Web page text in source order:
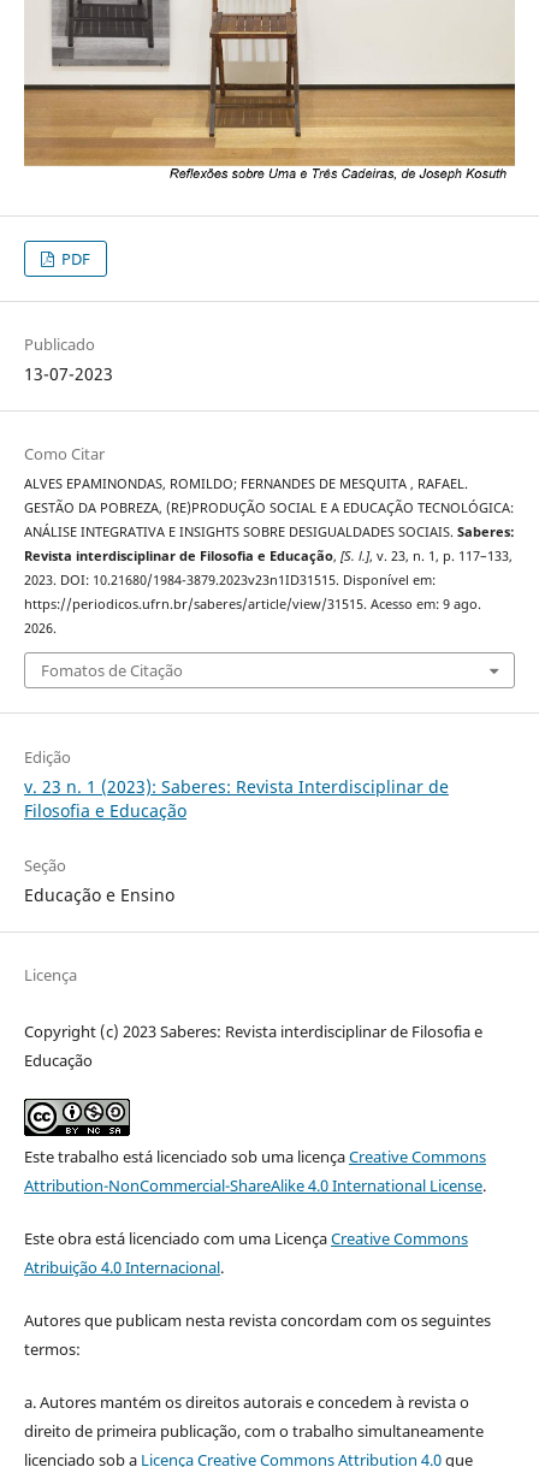
PDF
Publicado
13-07-2023
Como Citar
ALVES EPAMINONDAS, ROMILDO; FERNANDES DE MESQUITA , RAFAEL.
GESTÃO DA POBREZA, (RE)PRODUÇÃO SOCIAL E A EDUCAÇÃO TECNOLÓGICA:
ANÁLISE INTEGRATIVA E INSIGHTS SOBRE DESIGUALDADES SOCIAIS. Saberes:
Revista interdisciplinar de Filosofia e Educação, [S. l.], v. 23, n. 1, p. 117–133,
2023. DOI: 10.21680/1984-3879.2023v23n1ID31515. Disponível em:
https://periodicos.ufrn.br/saberes/article/view/31515. Acesso em: 9 ago.
2026.
Fomatos de Citação
Edição
v. 23 n. 1 (2023): Saberes: Revista Interdisciplinar de
Filosofia e Educação
Seção
Educação e Ensino
Licença
Copyright (c) 2023 Saberes: Revista interdisciplinar de Filosofia e
Educação
Este trabalho está licenciado sob uma licençaCreative Commons
Attribution-NonCommercial-ShareAlike 4.0 International License.
Este obra está licenciado com uma LicençaCreative Commons
Atribuição 4.0 Internacional.
Autores que publicam nesta revista concordam com os seguintes
termos:
a. Autores mantém os direitos autorais e concedem à revista o
direito de primeira publicação, com o trabalho simultaneamente
licenciado sob a Licença Creative Commons Attribution 4.0que